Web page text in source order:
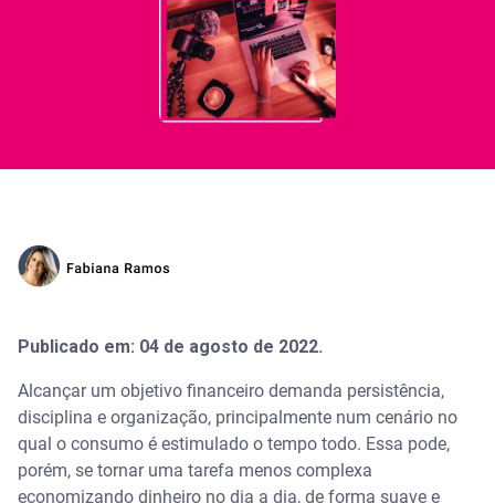
Publicado em: 04 de agosto de 2022.
Alcançar um objetivo financeiro demanda persistência,
disciplina e organização, principalmente num cenário no
qual o consumo é estimulado o tempo todo. Essa pode,
porém, se tornar uma tarefa menos complexa
economizando dinheiro no dia a dia, de forma suave e